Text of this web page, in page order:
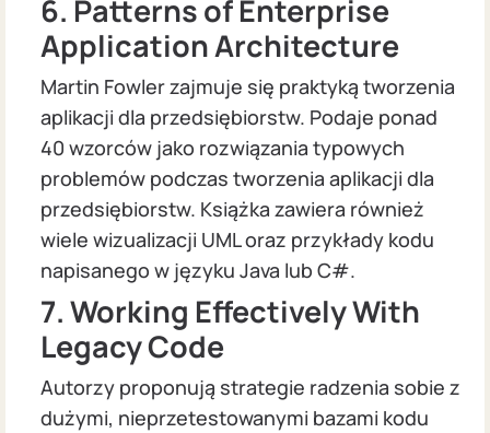
6. Patterns of Enterprise
Application Architecture
Martin Fowler zajmuje się praktyką tworzenia
aplikacji dla przedsiębiorstw. Podaje ponad
40 wzorców jako rozwiązania typowych
problemów podczas tworzenia aplikacji dla
przedsiębiorstw. Książka zawiera również
wiele wizualizacji UML oraz przykłady kodu
napisanego w języku Java lub C#.
7. Working Effectively With
Legacy Code
Autorzy proponują strategie radzenia sobie z
dużymi, nieprzetestowanymi bazami kodu